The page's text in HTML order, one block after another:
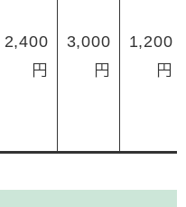
2,400
円
3,000
円
1,200
円